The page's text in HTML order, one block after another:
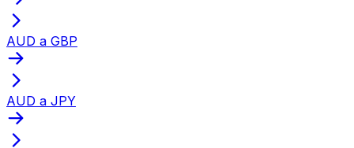
AUD a GBP
AUD a JPY